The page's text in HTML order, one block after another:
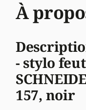
À
- stylo
157, noir